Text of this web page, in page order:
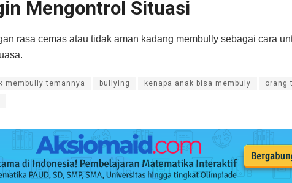
Mengontrol Situasi
rasa cemas atau tidak aman kadang membully sebagai cara
membully temannya bullying kenapa anak bisa membuly orang